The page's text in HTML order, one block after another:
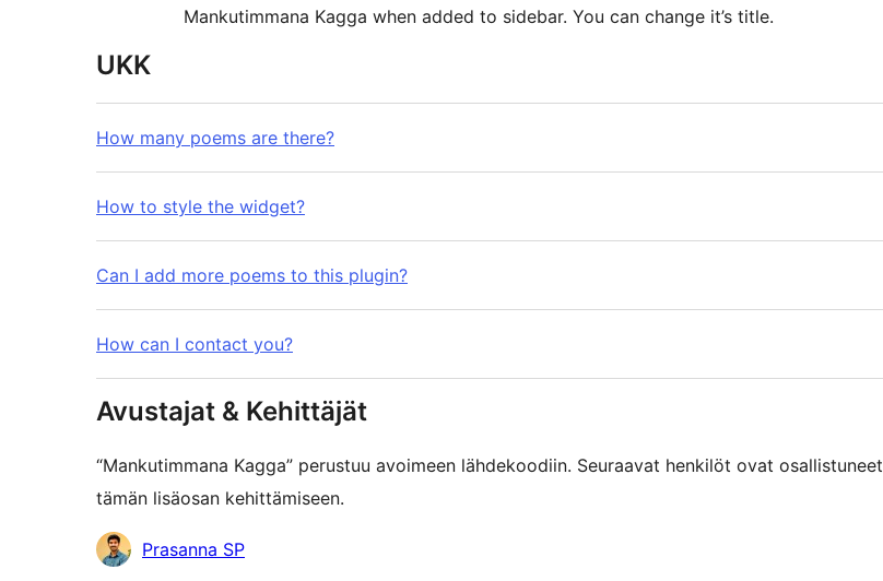
Mankutimmana Kagga when added to sidebar. You can change it’s title.
UKK
How many poems are there?
How to style the widget?
Can I add more poems to this plugin?
How can I contact you?
Avustajat & Kehittäjät
“Mankutimmana Kagga” perustuu avoimeen lähdekoodiin. Seuraavat henkilöt ovat osallistuneet
tämän lisäosan kehittämiseen.
AvustajatPrasanna SP